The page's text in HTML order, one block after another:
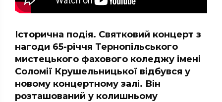
Історична подія. Святковий концерт з
нагоди 65-річчя Тернопільського
мистецького фахового коледжу імені
Соломії Крушельницької відбувся у
новому концертному залі. Він
розташований у колишньому